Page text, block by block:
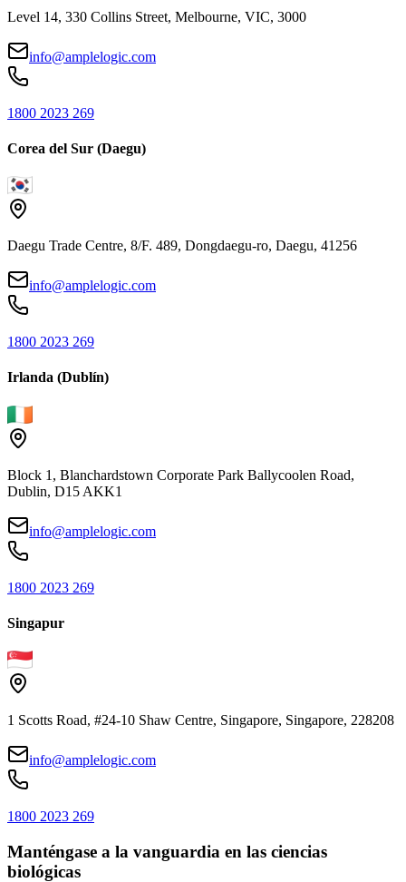
Level 14, 330 Collins Street, Melbourne, VIC, 3000
info@amplelogic.com
1800 2023 269
Corea del Sur (Daegu)
Daegu Trade Centre, 8/F. 489, Dongdaegu-ro, Daegu, 41256
info@amplelogic.com
1800 2023 269
Irlanda (Dublín)
Block 1, Blanchardstown Corporate Park Ballycoolen Road,
Dublin, D15 AKK1
info@amplelogic.com
1800 2023 269
Singapur
1 Scotts Road, #24-10 Shaw Centre, Singapore, Singapore, 228208
info@amplelogic.com
1800 2023 269
Manténgase a la vanguardia en las ciencias
biológicas